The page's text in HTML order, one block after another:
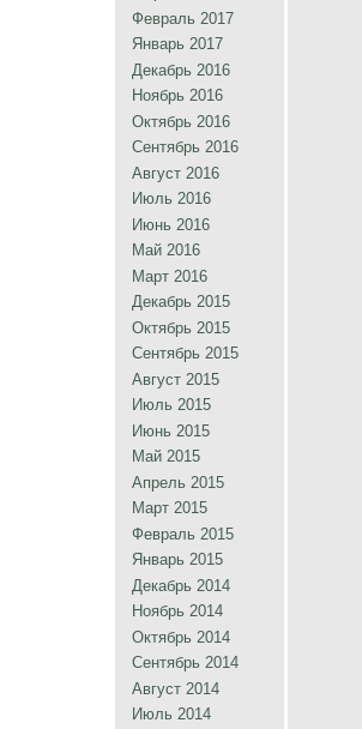
Февраль 2017
Январь 2017
Декабрь 2016
Ноябрь 2016
Октябрь 2016
Сентябрь 2016
Август 2016
Июль 2016
Июнь 2016
Май 2016
Март 2016
Декабрь 2015
Октябрь 2015
Сентябрь 2015
Август 2015
Июль 2015
Июнь 2015
Май 2015
Апрель 2015
Март 2015
Февраль 2015
Январь 2015
Декабрь 2014
Ноябрь 2014
Октябрь 2014
Сентябрь 2014
Август 2014
Июль 2014